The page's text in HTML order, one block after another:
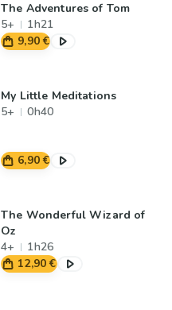
The Adventures of Tom
5+
1h21
9,90 €
My Little Meditations
5+
0h40
6,90 €
The Wonderful Wizard of
Oz
4+
1h26
12,90 €